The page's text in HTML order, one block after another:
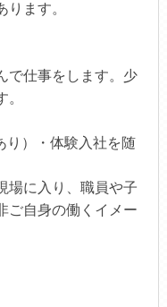
ます。
で仕事をします。少
り）・体験入社を随
場に入り、職員や子
ご自身の働くイメー